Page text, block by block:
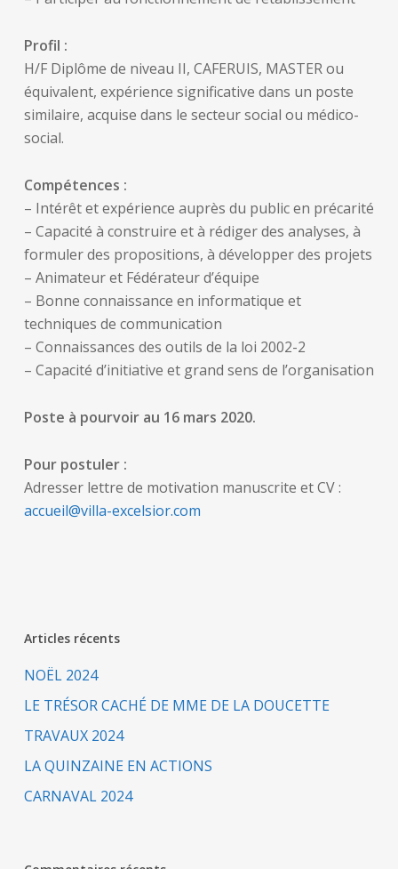
Profil :
H/F Diplôme de niveau II, CAFERUIS, MASTER ou
équivalent, expérience significative dans un poste
similaire, acquise dans le secteur social ou médico-
social.
Compétences :
– Intérêt et expérience auprès du public en précarité
– Capacité à construire et à rédiger des analyses, à
formuler des propositions, à développer des projets
– Animateur et Fédérateur d’équipe
– Bonne connaissance en informatique et
techniques de communication
– Connaissances des outils de la loi 2002-2
– Capacité d’initiative et grand sens de l’organisation
Poste à pourvoir au 16 mars 2020.
Pour postuler :
Adresser lettre de motivation manuscrite et CV :
accueil@villa-excelsior.com
Articles récents
NOËL 2024
LE TRÉSOR CACHÉ DE MME DE LA DOUCETTE
TRAVAUX 2024
LA QUINZAINE EN ACTIONS
CARNAVAL 2024